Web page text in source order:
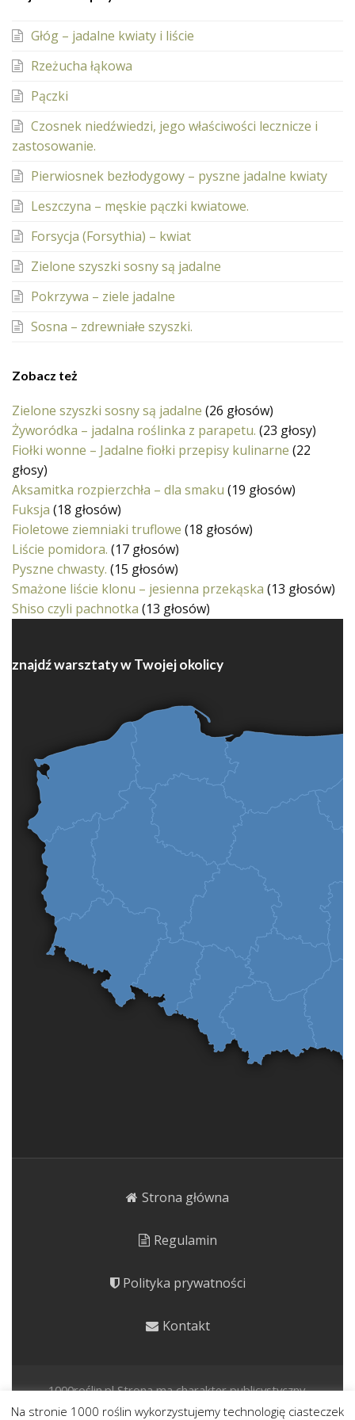
Głóg – jadalne kwiaty i liście
Rzeżucha łąkowa
Pączki
Czosnek niedźwiedzi, jego właściwości lecznicze i
zastosowanie.
Pierwiosnek bezłodygowy – pyszne jadalne kwiaty
Leszczyna – męskie pączki kwiatowe.
Forsycja (Forsythia) – kwiat
Zielone szyszki sosny są jadalne
Pokrzywa – ziele jadalne
Sosna – zdrewniałe szyszki.
Zobacz też
Zielone szyszki sosny są jadalne (26 głosów)
Żyworódka – jadalna roślinka z parapetu. (23 głosy)
Fiołki wonne – Jadalne fiołki przepisy kulinarne (22
głosy)
Aksamitka rozpierzchła – dla smaku (19 głosów)
Fuksja (18 głosów)
Fioletowe ziemniaki truflowe (18 głosów)
Liście pomidora. (17 głosów)
Pyszne chwasty. (15 głosów)
Smażone liście klonu – jesienna przekąska (13 głosów)
Shiso czyli pachnotka (13 głosów)
znajdź warsztaty w Twojej okolicy
Strona główna
Regulamin
Polityka prywatności
Kontakt
1000roślin.pl Strona ma charakter publicystyczny.
Prezentujemy rośliny o potencjale kulinarnym, leczniczym i
Na stronie 1000 roślin wykorzystujemy technologię ciasteczek